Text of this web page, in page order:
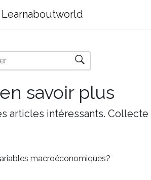
Learnaboutworld
savoir plus
articles intéressants.
macroéconomiques?